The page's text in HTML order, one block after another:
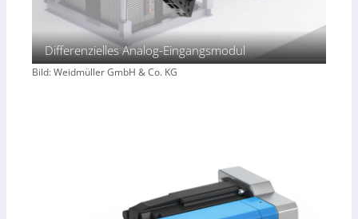
Differenzielles Analog-Eingangsmodul
Bild: Weidmüller GmbH & Co. KG